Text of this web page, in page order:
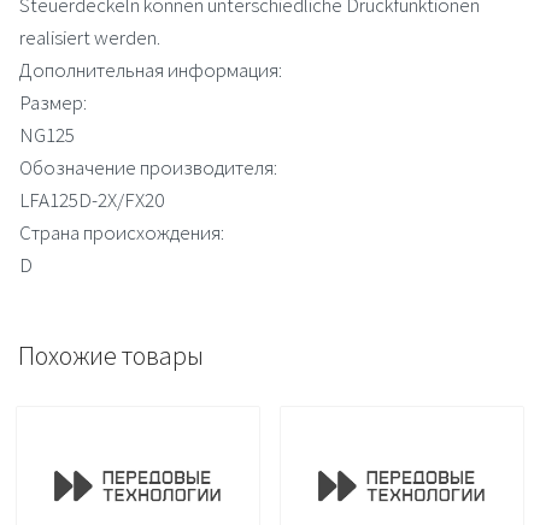
realisiert werden.
Дополнительная информация:
Размер:
NG125
Обозначение производителя:
LFA125D-2X/FX20
Страна происхождения:
D
Похожие товары